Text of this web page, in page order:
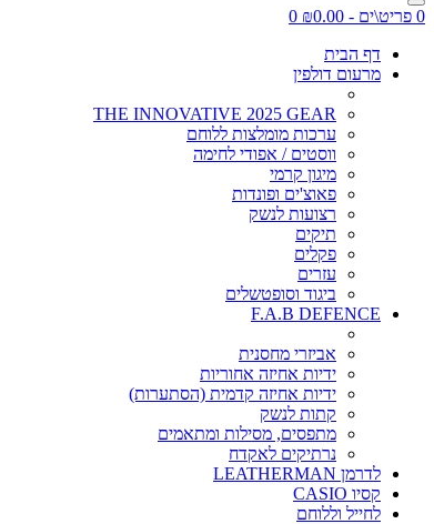
0 פריט\ים - ₪0.00
0
דף הבית
מרעום דולפין
THE INNOVATIVE 2025 GEAR
ערכות מומלצות ללוחם
ווסטים / אפודי לחימה
מיגון קרמי
פאוצ'ים ופונדות
רצועות לנשק
תיקים
פקלים
עזרים
ביגוד וסופטשלים
F.A.B DEFENCE
אביזרי מחסנית
ידיות אחיזה אחוריות
ידיות אחיזה קדמית (הסתערות)
קתות לנשק
מתפסים, מסילות ומתאמים
נרתיקים לאקדח
לדרמן LEATHERMAN
קסיו CASIO
לחייל וללוחם